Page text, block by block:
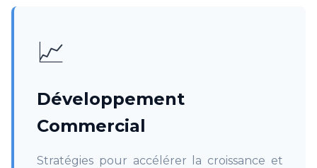
📈
Développement
Commercial
Stratégies pour accélérer la croissance et